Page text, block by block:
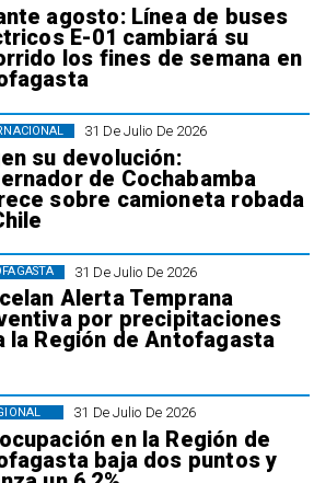
agosto: Línea de buses
E-01 cambiará su
los fines de semana en
31 De Julio De 2026
su devolución:
de Cochabamba
sobre camioneta robada
31 De Julio De 2026
Alerta Temprana
por precipitaciones
la Región de Antofagasta
31 De Julio De 2026
en la Región de
baja dos puntos y